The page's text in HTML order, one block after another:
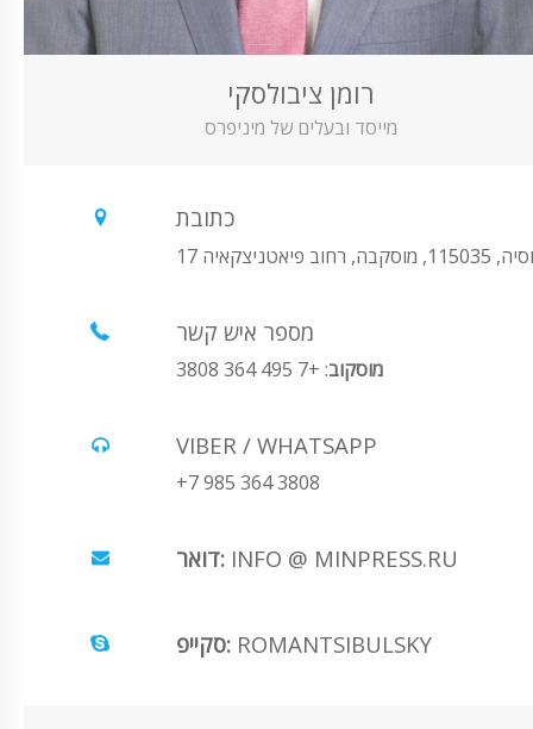
רומן ציבולסקי
מייסד ובעלים של מיניפרס
כתובת
מוסקבה, רחוב פיאטניצקאיה 17
מספר איש קשר
מוסקוב: +7 495 364 3808
VIBER / WHATSAPP
+7 985 364 3808
דואר: INFO @ MINPRESS.RU
סקייפ: ROMANTSIBULSKY